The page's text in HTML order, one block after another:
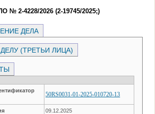
№ 2-4228/2026 (2-19745/2025;)
ДЕЛА
(ТРЕТЬИ ЛИЦА)
50RS0031-01-2025-010720-13
09.12.2025